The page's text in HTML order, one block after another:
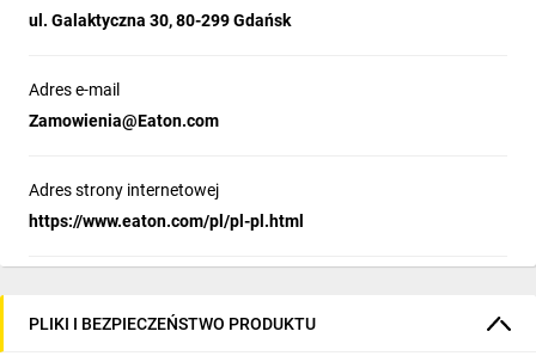
ul. Galaktyczna 30, 80-299 Gdańsk
Adres e-mail
Zamowienia@Eaton.com
Adres strony internetowej
https://www.eaton.com/pl/pl-pl.html
PLIKI I BEZPIECZEŃSTWO PRODUKTU